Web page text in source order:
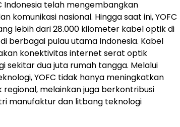
Indonesia telah mengembangkan
komunikasi nasional. Hingga saat ini, YOFC
lebih dari 28.000 kilometer kabel optik di
berbagai pulau utama Indonesia. Kabel
konektivitas internet serat optik
sekitar dua juta rumah tangga. Melalui
YOFC tidak hanya meningkatkan
melainkan juga berkontribusi
manufaktur dan litbang teknologi